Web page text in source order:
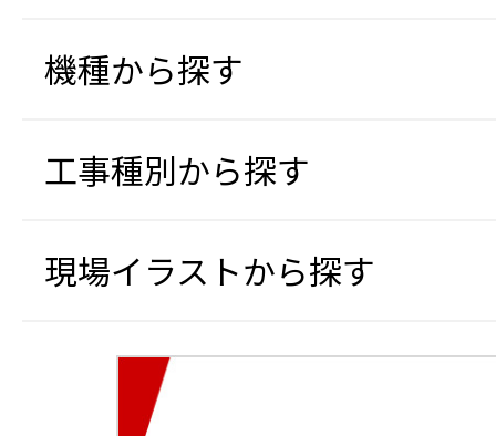
機種から探す
工事種別から探す
現場イラストから探す